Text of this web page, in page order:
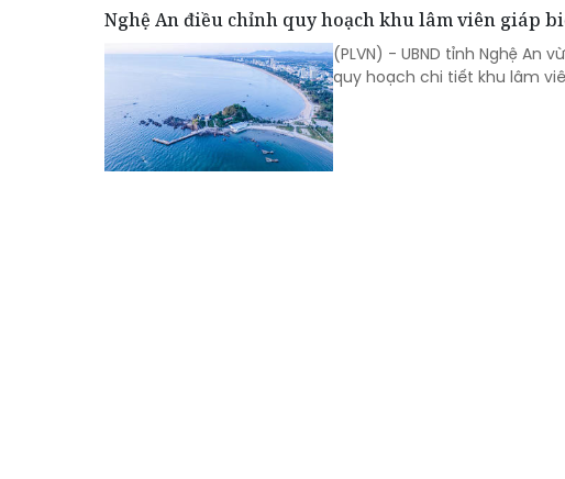
Nghệ An điều chỉnh quy hoạch khu lâm viên giáp
(PLVN) - UBND tỉnh Nghệ
quy hoạch chi tiết khu lâm